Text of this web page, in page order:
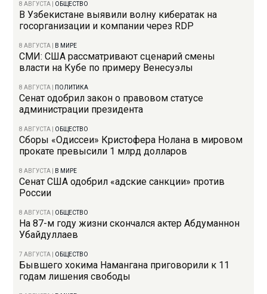
8 АВГУСТА ОБЩЕСТВО
В Узбекистане выявили волну кибератак на
госорганизации и компании через RDP
8 АВГУСТА В МИРЕ
СМИ: США рассматривают сценарий смены
власти на Кубе по примеру Венесуэлы
8 АВГУСТА ПОЛИТИКА
Сенат одобрил закон о правовом статусе
администрации президента
8 АВГУСТА ОБЩЕСТВО
Сборы «Одиссеи» Кристофера Нолана в мировом
прокате превысили 1 млрд долларов
8 АВГУСТА В МИРЕ
Сенат США одобрил «адские санкции» против
России
8 АВГУСТА ОБЩЕСТВО
На 87-м году жизни скончался актер Абдуманнон
Убайдуллаев
7 АВГУСТА ОБЩЕСТВО
Бывшего хокима Намангана приговорили к 11
годам лишения свободы